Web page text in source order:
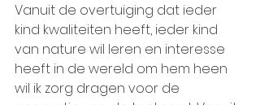
Vanuit de overtuiging dat ieder
kind kwaliteiten heeft, ieder kind
van nature wil leren en interesse
heeft in de wereld om hem heen
wil ik zorg dragen voor de